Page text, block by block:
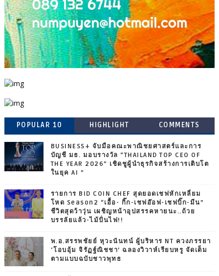
POPULAR 10 HIGHLIGHT COMMENTS
BUSINESS+ จับมือคณะพาณิชยศาสตร์และการ
บัญชี มธ. มอบรางวัล “THAILAND TOP CEO OF
THE YEAR 2026” เชิดชูผู้นำธุรกิจสร้างการเติบโต
ในยุค AI ”
รายการ BID COIN CHEF สุดยอดเชฟหักเหลี่ยม
โหด Season2 “เอื้อ- กิ๊ก-เชฟอ๊อฟ-เชฟบิ๊ก-มีน”
ชีวิตสุดว้าวุ่น เผชิญหน้าอุปสรรคหายนะ..ถ้วย
บรรลัยแล้ว-ไม้ปั่นไฟ!!
พ.อ.สรรพชัยย์ หุวะนันทน์ ผู้บริหาร NT ควงภรรยา
‘โอบอุ้ม จิรัฏฐ์ณิชชา’ ฉลองวิวาห์เรียบหรู จัดเต็ม
ตามแบบฉบับชาวพุทธ